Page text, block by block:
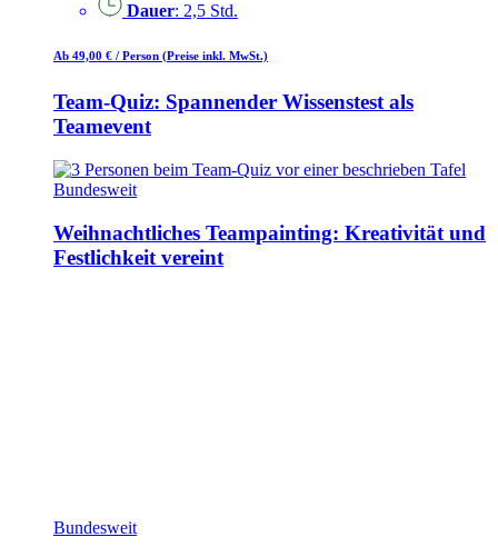
Dauer: 2,5 Std.
Ab 49,00 € / Person (Preise inkl. MwSt.)
Team-Quiz: Spannender Wissenstest als
Teamevent
Bundesweit
Weihnachtliches Teampainting: Kreativität und
Festlichkeit vereint
Bundesweit